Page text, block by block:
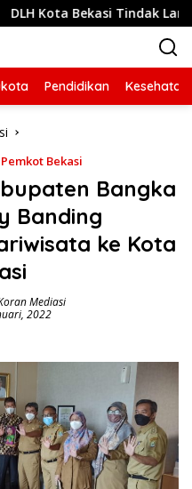
Bekasi Tindak Lanjuti
Pendidikan Kesehatan
Pemkot Bekasi
Bangka
Banding
ke Kota
Mediasi
2022